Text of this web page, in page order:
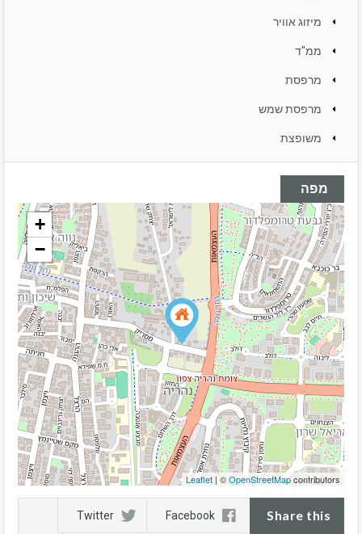
מיזוג אוויר
ממ"ד
מרפסת
מרפסת שמש
משופצת
מפה
+
−
Leaflet | ©OpenStreetMapcontributors
Share this
Facebook
Twitter